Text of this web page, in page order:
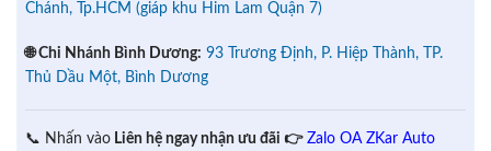
Chánh, Tp.HCM (giáp khu Him Lam Quận 7)
🌐 Chi Nhánh Bình Dương: 93 Trương Định, P. Hiệp Thành, TP.
Thủ Dầu Một, Bình Dương
📞 Nhấn vào Liên hệ ngay nhận ưu đãi 👉 Zalo OA ZKar Auto